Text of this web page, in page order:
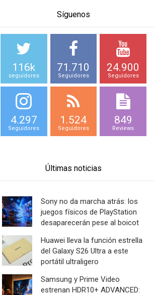
Síguenos
116k
seguidores
71.710
Seguidores
24.900
Seguidores
4.297
Seguidores
1.524
Seguidores
849
Reviews
Últimas noticias
Sony no da marcha atrás: los
juegos físicos de PlayStation
desaparecerán pese al boicot
Huawei lleva la función estrella
del Galaxy S26 Ultra a este
portátil ultraligero
Samsung y Prime Video
estrenan HDR10+ ADVANCED: